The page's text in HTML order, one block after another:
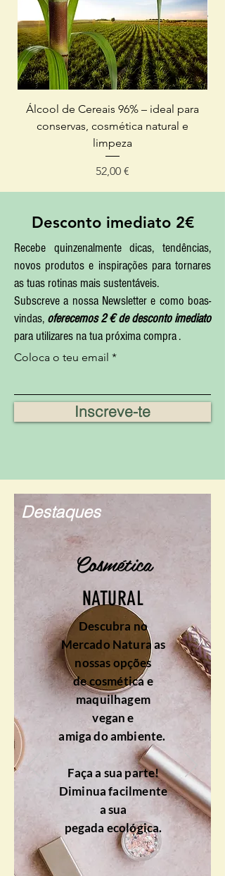
Álcool de Cereais 96% – ideal para
conservas, cosmética natural e
limpeza
Preço
52,00 €
Desconto imediato 2€
Recebe quinzenalmente dicas, tendências,
novos produtos e inspirações para tornares
as tuas rotinas mais sustentáveis.
Subscreve a nossa Newsletter e como boas-
vindas, oferecemos 2 € de desconto imediato
para utilizares na tua próxima compra .
Coloca o teu email
Inscreve-te
Destaques
Cosmética
NATURAL
Descubra no
Mercado Natura as
nossas opções
de cosmética e
maquilhagem
vegane
amiga do ambiente.
Faça a sua parte!
Diminua facilmente
a sua
pegada ecológica.